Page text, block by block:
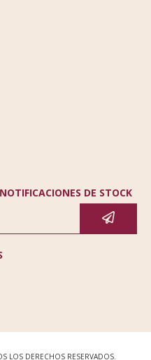
DE STOCK
LOS DERECHOS RESERVADOS.